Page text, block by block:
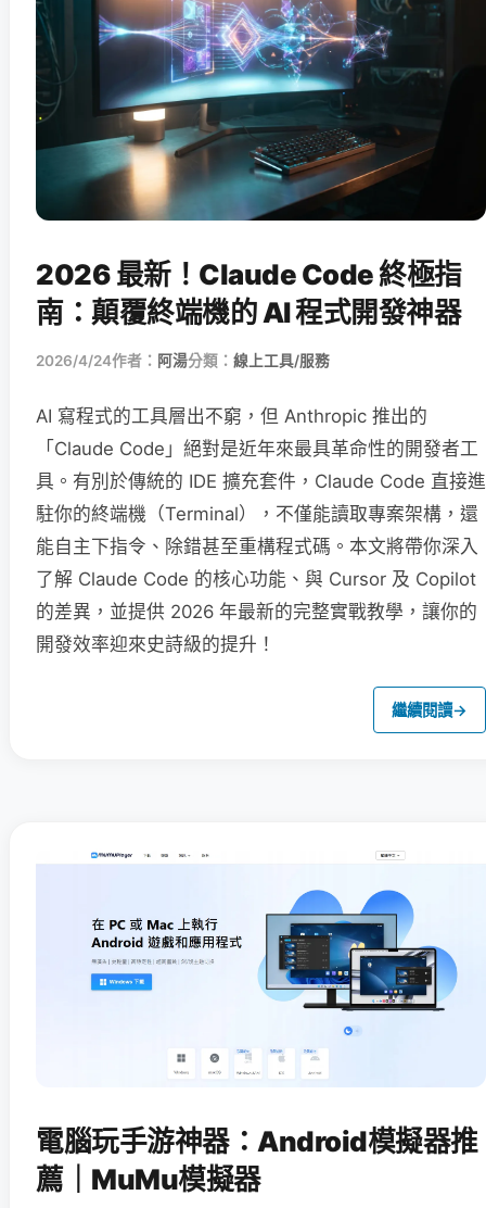
2026 最新！Claude Code 終極指
南：顛覆終端機的 AI 程式開發神器
2026/4/24作者： 阿湯分類： 線上工具/服務
AI 寫程式的工具層出不窮，但 Anthropic 推出的
「Claude Code」絕對是近年來最具革命性的開發者工
具。有別於傳統的 IDE 擴充套件，Claude Code 直接進
駐你的終端機（Terminal），不僅能讀取專案架構，還
能自主下指令、除錯甚至重構程式碼。本文將帶你深入
了解 Claude Code 的核心功能、與 Cursor 及 Copilot
的差異，並提供 2026 年最新的完整實戰教學，讓你的
開發效率迎來史詩級的提升！
繼續閱讀→
電腦玩手游神器：Android模擬器推
薦｜MuMu模擬器